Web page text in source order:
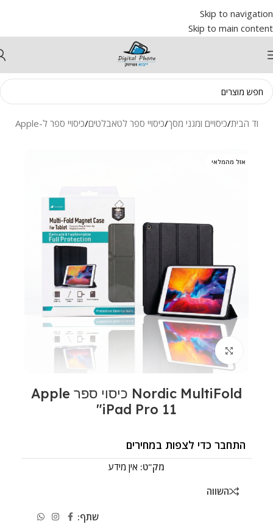
Skip to navigation
Skip to main content
עמוד הבית/כיסויים ומגני מסך/כיסויי ספר לטאבלטים/כיסויי ספר ל-Apple
אזל מהמלאי
לחצו להגדלה
Nordic MultiFold כיסוי ספר Apple
iPad Pro 11"
התחבר כדי לצפות במחירים
מק"ט: אין מידע
השווה
שתף: